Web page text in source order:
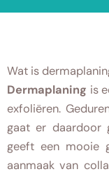
Wat is
Dermaplaning is
exfoliëren.
gaat er daardoor
geeft een mooie
aanmaak van